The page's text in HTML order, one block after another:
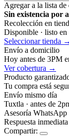
Agregar a la lista de
Sin existencia por
Recolección en
Disponible · listo en
Seleccionar tienda →
Envío a domicilio
Hoy antes de 3PM
Ver cobertura →
Producto
Tu compra está
Envío mismo día
Tuxtla · antes de
Asesoría WhatsApp
Respuesta inmediata
Compartir: